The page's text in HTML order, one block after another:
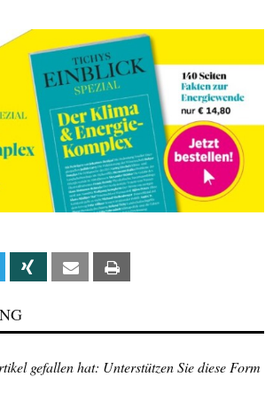
Linkedin Xing Email
gefallen hat: Unterstützen Sie diese Form